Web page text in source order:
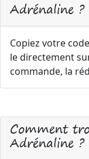
Adrénaline ?
Copiez votre
le directement
commande, la
Comment
Adrénaline ?